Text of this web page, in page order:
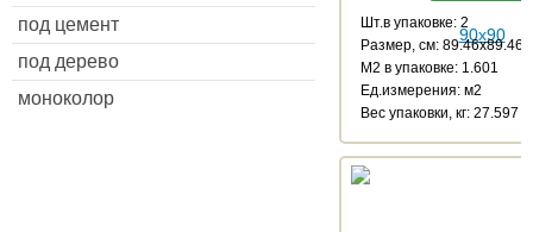
под цемент
под дерево
моноколор
Шт.в упаковке: 2
Размер, см: 89.46x89.46
М2 в упаковке: 1.601
Ед.измерения: м2
Веc упаковки, кг: 27.597